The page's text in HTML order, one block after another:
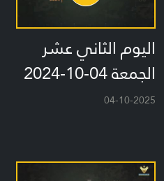
اليوم الثاني عشر
الجمعة 04-10-2024
04-10-2025